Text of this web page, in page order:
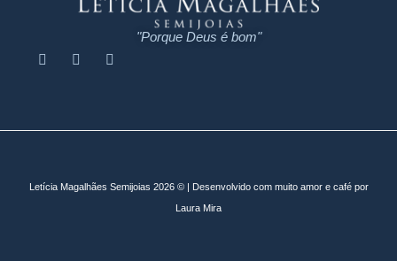
"Porque Deus é bom"
Letícia Magalhães Semijoias 2026 © | Desenvolvido com muito amor e café por
Laura Mira